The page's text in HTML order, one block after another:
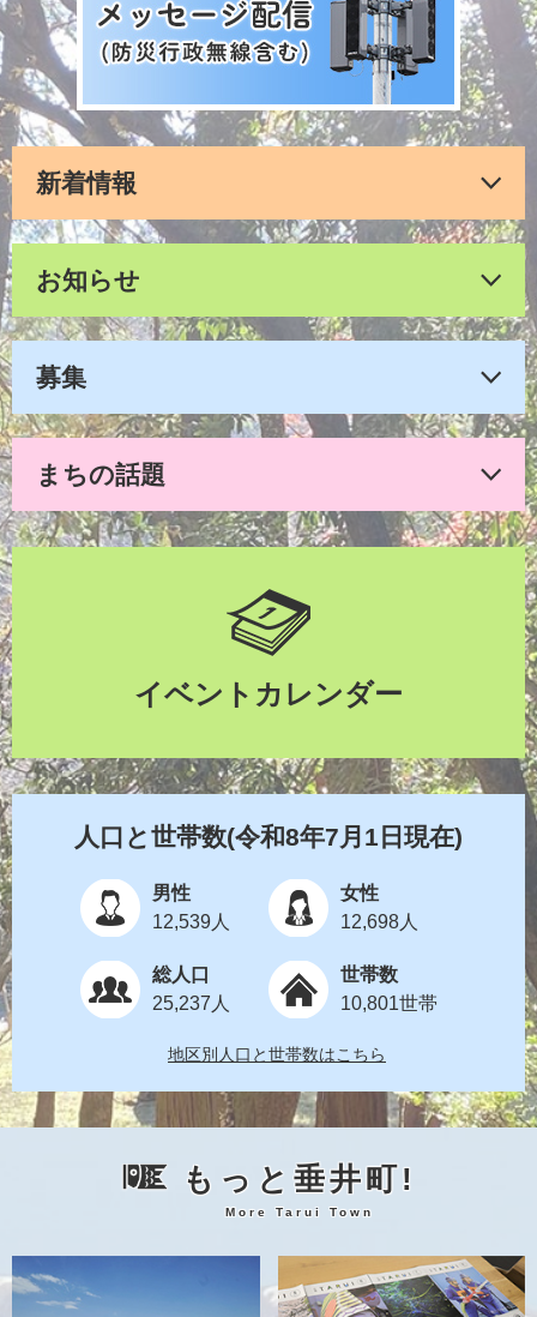
新着情報
お知らせ
募集
まちの話題
イベントカレンダー
人口と世帯数(令和8年7月1日現在)
男性
12,539人
女性
12,698人
総人口
25,237人
世帯数
10,801世帯
地区別人口と世帯数はこちら
もっと垂井町!
More Tarui Town